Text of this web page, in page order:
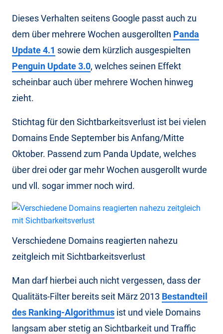
Dieses Verhalten seitens Google passt auch zu
dem über mehrere Wochen ausgerollten Panda
Update 4.1 sowie dem kürzlich ausgespielten
Penguin Update 3.0, welches seinen Effekt
scheinbar auch über mehrere Wochen hinweg
zieht.
Stichtag für den Sichtbarkeitsverlust ist bei vielen
Domains Ende September bis Anfang/Mitte
Oktober. Passend zum Panda Update, welches
über drei oder gar mehr Wochen ausgerollt wurde
und vll. sogar immer noch wird.
Verschiedene Domains reagierten nahezu
zeitgleich mit Sichtbarkeitsverlust
Man darf hierbei auch nicht vergessen, dass der
Qualitäts-Filter bereits seit März 2013 Bestandteil
des Ranking-Algorithmus ist und viele Domains
langsam aber stetig an Sichtbarkeit und Traffic